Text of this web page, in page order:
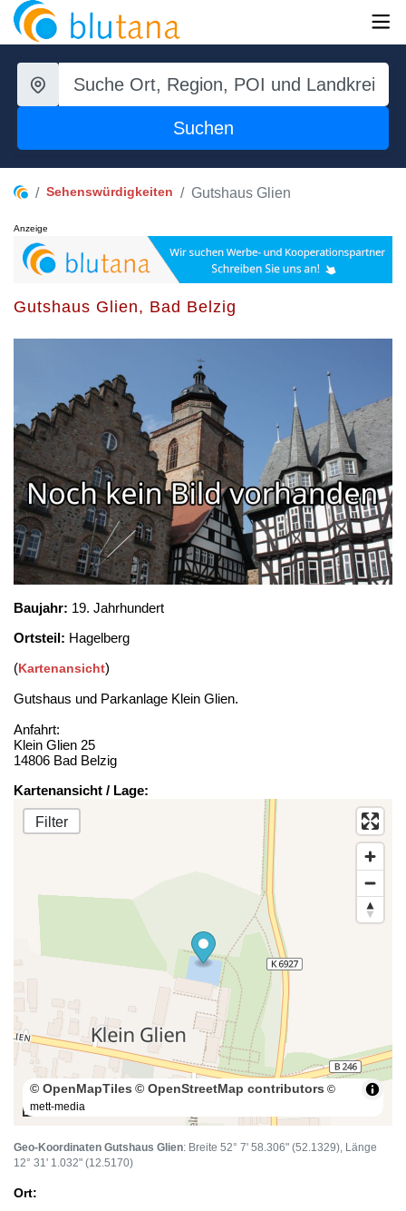
Suchen
Sehenswürdigkeiten Gutshaus Glien
Anzeige
Gutshaus Glien, Bad Belzig
Baujahr: 19. Jahrhundert
Ortsteil: Hagelberg
(Kartenansicht)
Gutshaus und Parkanlage Klein Glien.
Anfahrt:
Klein Glien 25
14806 Bad Belzig
Kartenansicht / Lage:
Filter
100 m
© OpenMapTiles © OpenStreetMap contributors ©
mett-media
Geo-Koordinaten Gutshaus Glien: Breite 52° 7' 58.306" (52.1329), Länge
12° 31' 1.032" (12.5170)
Ort: